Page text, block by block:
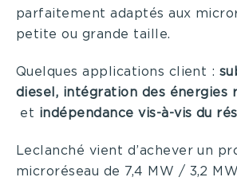
parfaitement adaptés aux
petite ou grande taille.
Quelques applications client :
diesel, intégration des énergies
et indépendance vis-à-vis du
Leclanché vient d’achever un
microréseau de 7,4 MW / 3,2